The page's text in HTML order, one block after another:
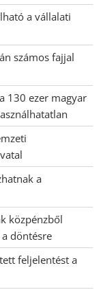
a vállalati
számos fajjal
130 ezer magyar
a
közpénzből
döntésre
feljelentést a